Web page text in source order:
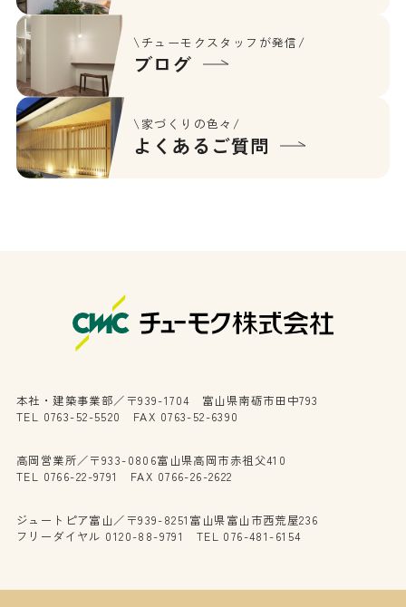
\チューモクスタッフが発信/
ブログ
\家づくりの色々/
よくあるご質問
本社・建築事業部／〒939-1704 富山県南砺市田中793
TEL 0763-52-5520 FAX 0763-52-6390
高岡営業所／〒933-0806富山県高岡市赤祖父410
TEL 0766-22-9791 FAX 0766-26-2622
ジュートピア富山／〒939-8251富山県富山市西荒屋236
フリーダイヤル 0120-88-9791 TEL 076-481-6154